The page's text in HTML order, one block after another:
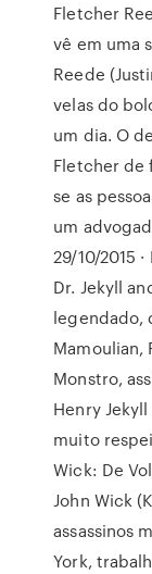
Fletcher
vê em uma
Reede
velas do
um dia. O
Fletcher de
se as
um
29/10/2015
Dr. Jekyll
legendado,
Mamoulian,
Monstro,
Henry
muito
Wick: De
John Wick
assassinos
York,